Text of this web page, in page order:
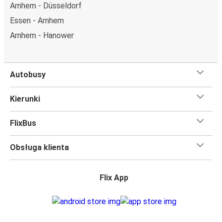
miejsce obok.
Wystarczy zarezerwować je online w naszej
FlixBusa podczas zakupu biletu, korzystając z jednej z
Arnhem - Düsseldorf
Essen - Arnhem
Arnhem - Hanower
Autobusy
Kierunki
FlixBus
Obsługa klienta
Flix App